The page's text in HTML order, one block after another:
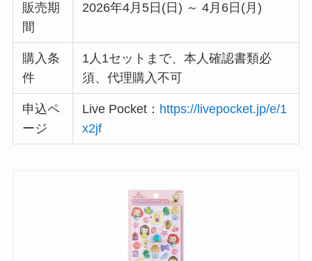
販売期
間
2026年4月5日(日) ～ 4月6日(月)
購入条
件
1人1セットまで、本人確認書類必
須、代理購入不可
申込ペ
ージ
Live Pocket： https://livepocket.jp/e/1
x2jf